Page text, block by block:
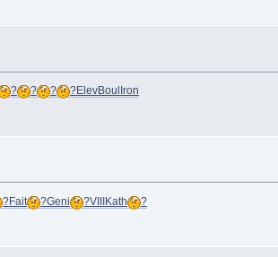
? ? ? ?ElevBoul Iron
?Fait ?Geni ?VIIIKath ?